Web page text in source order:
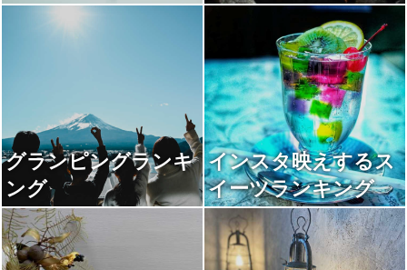
グランピングランキ
ング
インスタ映えするス
イーツランキング